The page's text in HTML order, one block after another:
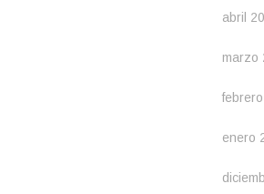
abril
marzo
enero